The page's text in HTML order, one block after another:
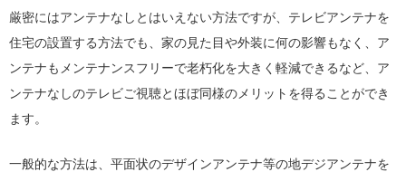
厳密にはアンテナなしとはいえない方法ですが、テレビアンテナを
住宅の設置する方法でも、家の見た目や外装に何の影響もなく、ア
ンテナもメンテナンスフリーで老朽化を大きく軽減できるなど、ア
ンテナなしのテレビご視聴とほぼ同様のメリットを得ることができ
ます。
一般的な方法は、平面状のデザインアンテナ等の地デジアンテナを